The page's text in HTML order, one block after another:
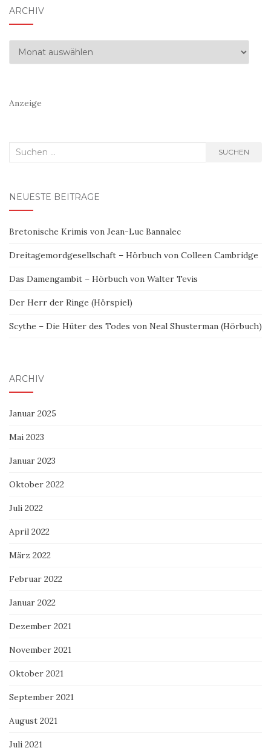
ARCHIV
Archiv
Anzeige
Suchen
SUCHEN
NEUESTE BEITRÄGE
Bretonische Krimis von Jean-Luc Bannalec
Dreitagemordgesellschaft – Hörbuch von Colleen Cambridge
Das Damengambit – Hörbuch von Walter Tevis
Der Herr der Ringe (Hörspiel)
Scythe – Die Hüter des Todes von Neal Shusterman (Hörbuch)
ARCHIV
Januar 2025
Mai 2023
Januar 2023
Oktober 2022
Juli 2022
April 2022
März 2022
Februar 2022
Januar 2022
Dezember 2021
November 2021
Oktober 2021
September 2021
August 2021
Juli 2021